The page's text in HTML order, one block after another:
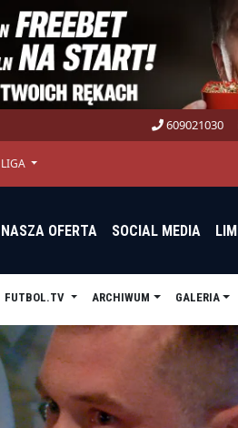
609021030
NASZA OFERTA SOCIAL MEDIA
FUTBOL.TV ARCHIWUM GALERIA